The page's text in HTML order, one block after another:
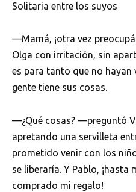
Solitaria entre los suyos
—Mamá, ¡otra vez
Olga con irritación, sin
es para tanto que no hayan
gente tiene sus cosas.
—¿Qué cosas? —preguntó
apretando una servilleta
prometido venir con los
se liberaría. Y Pablo, ¡hasta
comprado mi regalo!